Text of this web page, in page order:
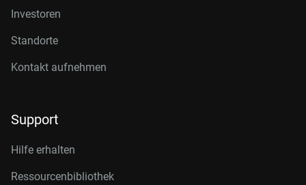
Investoren
Standorte
Kontakt aufnehmen
Support
Hilfe erhalten
Ressourcenbibliothek